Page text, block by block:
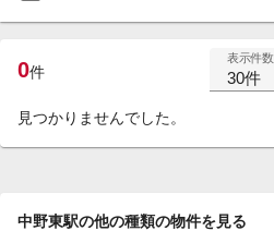
0件
表示件数
30件
見つかりませんでした。
中野東駅の他の種類の物件を見る